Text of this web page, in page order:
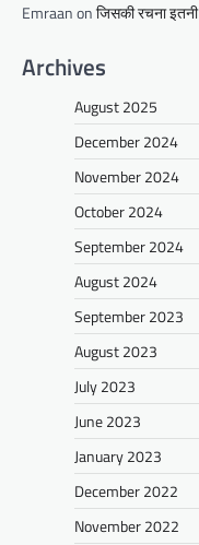
Emraanonजिसकी रचना
Archives
August 2025
December 2024
November 2024
October 2024
September 2024
August 2024
September 2023
August 2023
July 2023
June 2023
January 2023
December 2022
November 2022